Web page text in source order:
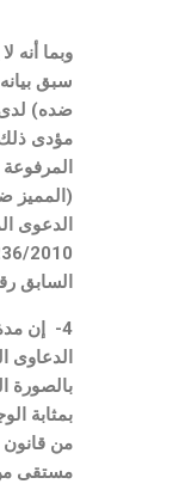
وبما أنه
سبق
ضده) لدى
مؤدى ذلك
(المميز
الدعوى
السابق رقم
4- إن
الدعاوى
بالصورة
من قانون
مستقى